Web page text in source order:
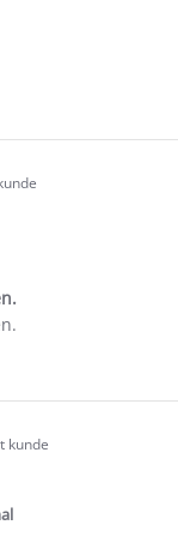
kunde